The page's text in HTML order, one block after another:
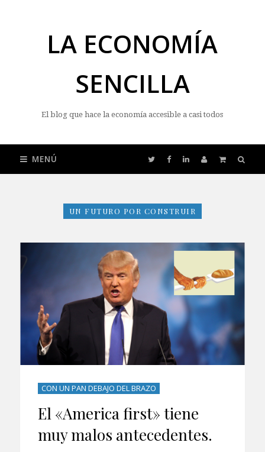
LA ECONOMÍA
SENCILLA
El blog que hace la economía accesible a casi todos
MENÚ
UN FUTURO POR CONSTRUIR
CON UN PAN DEBAJO DEL BRAZO
El «America first» tiene
muy malos antecedentes.